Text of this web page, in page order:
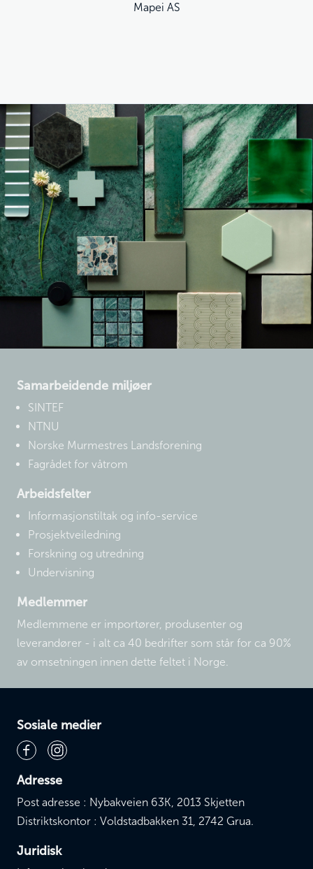
Mapei AS
Samarbeidende miljøer
SINTEF
NTNU
Norske Murmestres Landsforening
Fagrådet for våtrom
Arbeidsfelter
Informasjonstiltak og info-service
Prosjektveiledning
Forskning og utredning
Undervisning
Medlemmer
Medlemmene er importører, produsenter og
leverandører - i alt ca 40 bedrifter som står for ca 90%
av omsetningen innen dette feltet i Norge.
Sosiale medier
Adresse
Post adresse : Nybakveien 63K, 2013 Skjetten
Distriktskontor : Voldstadbakken 31, 2742 Grua.
Juridisk